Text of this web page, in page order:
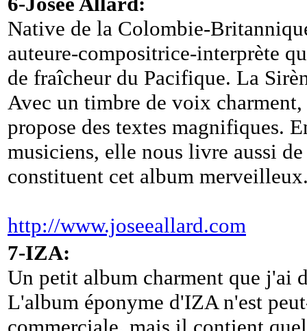
Native de la Colombie-
auteure-compositrice-interprète
de fraîcheur du Pacifique. La
Avec un timbre de voix
propose des textes magnifiques.
musiciens, elle nous livre aussi
constituent cet album
http://www.joseeallard.com
7-IZA:
Un petit album charment que j'ai
L'album éponyme d'IZA n'est